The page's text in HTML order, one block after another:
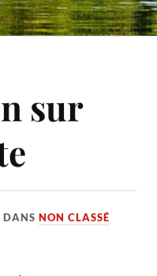
sur
DANSNON CLASSÉ